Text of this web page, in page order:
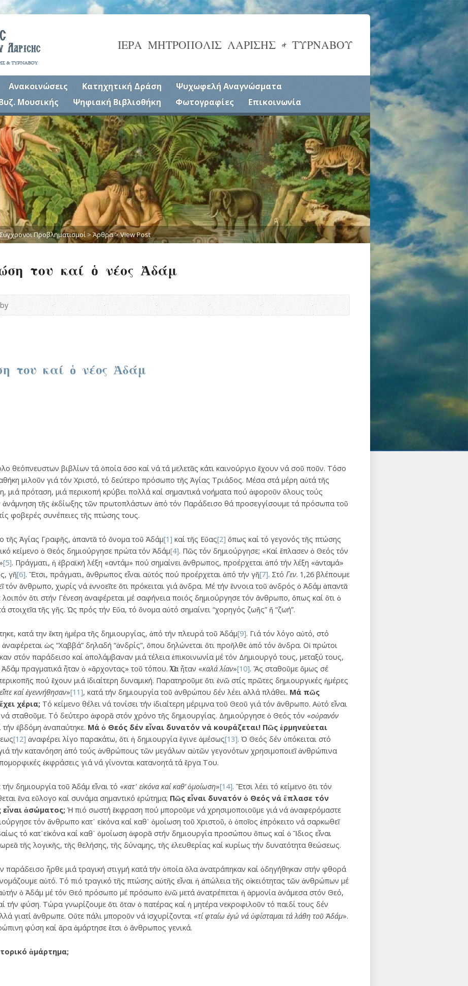
ΙΕΡΑ ΜΗΤΡΟΠΟΛΙΣ ΛΑΡΙΣΗΣ & ΤΥΡΝΑΒΟΥ
Ανακοινώσεις Κατηχητική Δράση
Ψυχωφελή Αναγνώσματα
Μουσικής Ψηφιακή Βιβλιοθήκη Φωτογραφίες Επικοινωνία
Σύγχρονοι Προβληματισμοί >Άρθρα>View Post
του καί ὁ νέος Ἀδάμ
by
του καί ὁ νέος Ἀδάμ
θεόπνευστων βιβλίων τά ὁποία ὅσο καί νά τά μελετᾶς κάτι καινούργιο ἔχουν νά σοῦ ποῦν. Τόσο
μιλοῦν γιά τόν Χριστό, τό δεύτερο πρόσωπο τῆς Ἁγίας Τριάδος. Μέσα στά μέρη αὐτά τῆς
μιά πρόταση, μιά περικοπή κρύβει πολλά καί σημαντικά νοήματα πού ἀφοροῦν ὅλους τούς
τῆς ἐκδίωξης τῶν πρωτοπλάστων ἀπό τόν Παράδεισο θά προσεγγίσουμε τά πρόσωπα τοῦ
φοβερές συνέπειες τῆς πτώσης τους.
τῆς Ἁγίας Γραφῆς, ἀπαντᾶ τό ὄνομα τοῦ Ἀδάμ[1] καί τῆς Εὔας[2] ὅπως καί τό γεγονός τῆς πτώσης
κείμενο ὁ Θεός δημιούργησε πρώτα τόν Ἀδάμ[4]. Πῶς τόν δημιούργησε; «Καί ἔπλασεν ὁ Θεός τόν
[5]. Πράγματι, ἡ ἑβραϊκή λέξη «αντάμ» πού σημαίνει ἄνθρωπος, προέρχεται ἀπό τήν λέξη «ἀνταμά»
γῆ[6]. Ἔτσι, πράγματι, ἄνθρωπος εἶναι αὐτός πού προέρχεται ἀπό τήν γῆ[7]. Στό Γεν. 1,26 βλέπουμε
τόν ἄνθρωπο, χωρίς νά ἐννοεῖτε ὅτι πρόκειται γιά ἄνδρα. Μέ τήν ἔννοια τοῦ ἀνδρός ὁ Ἀδάμ ἀπαντᾶ
ὅτι στήν Γένεση ἀναφέρεται μέ σαφήνεια ποιός δημιούργησε τόν ἄνθρωπο, ὅπως καί ὅτι ὁ
στοιχεῖα τῆς γῆς. Ὡς πρός τήν Εὔα, τό ὄνομα αὐτό σημαίνει “χορηγός ζωῆς” ἤ “ζωή”.
κατά την ἔκτη ἡμέρα τῆς δημιουργίας, ἀπό τήν πλευρά τοῦ Ἀδάμ[9]. Γιά τόν λόγο αὐτό, στό
ὡς “Χαββά” δηλαδή “ἀνδρίς”, ὅπου δηλώνεται ὅτι προῆλθε ἀπό τόν ἄνδρα. Οἱ πρώτοι
στόν παράδεισο καί ἀπολάμβαναν μιά τέλεια ἐπικοινωνία μέ τόν Δημιουργό τους, μεταξύ τους,
πραγματικά ἦταν ὁ «ἄρχοντας» τοῦ τόπου. Ὅλα ἦταν «καλά λίαν»[10]. Ἄς σταθοῦμε ὅμως σέ
πού ἔχουν μιά ἰδιαίτερη δυναμική. Παρατηροῦμε ὅτι ἐνῶ στίς πρῶτες δημιουργικές ἡμέρες
εἶπε καί ἐγεννήθησαν»[11], κατά τήν δημιουργία τοῦ ἀνθρώπου δέν λέει ἀλλά πλάθει. Μά πῶς
χέρια; Τό κείμενο θέλει νά τονίσει τήν ἰδιαίτερη μέριμνα τοῦ Θεοῦ γιά τόν ἄνθρωπο. Αὐτό εἶναι
σταθοῦμε. Τό δεύτερο ἀφορᾶ στόν χρόνο τῆς δημιουργίας. Δημιούργησε ὁ Θεός τόν «οὐρανόν
τήν ἐβδόμη ἀναπαύτηκε. Μά ὁ Θεός δέν εἶναι δυνατόν νά κουράζεται! Πῶς ἑρμηνεύεται
[12] ἀναφέρει λίγο παρακάτω, ὅτι ἡ δημιουργία ἔγινε ἀμέσως[13]. Ὁ Θεός δέν ὑπόκειται στό
τήν κατανόηση ἀπό τούς ἀνθρώπους τῶν μεγάλων αὐτῶν γεγονότων χρησιμοποιεῖ ἀνθρώπινα
ἐκφράσεις γιά νά γίνονται κατανοητά τά ἔργα Του.
δημιουργία τοῦ Ἀδάμ εἶναι τό «κατ᾽ εἰκόνα καί καθ’ ὁμοίωση»[14]. Ἔτσι λέει τό κείμενο ὅτι τόν
ἕνα εὔλογο καί συνάμα σημαντικό ἐρώτημα; Πῶς εἶναι δυνατόν ὁ Θεός νά ἔπλασε τόν
ἀσώματος; Ἡ πιό σωστή ἔκφραση πού μποροῦμε νά χρησιμοποιοῦμε γιά νά ἀναφερόμαστε
τόν ἄνθρωπο κατ᾽ εἰκόνα καί καθ᾽ ὁμοίωση τοῦ Χριστοῦ, ὁ ὁποῖος ἐπρόκειτο νά σαρκωθεῖ
τό κατ᾽εἰκόνα καί καθ᾽ ὁμοίωση ἀφορᾶ στήν δημιουργία προσώπου ὅπως καί ὁ Ἴδιος εἶναι
τῆς λογικῆς, τῆς θελήσης, τῆς δύναμης, τῆς ἐλευθερίας καί κυρίως τήν δυνατότητα θεώσεως.
παράδεισο ἦρθε μιά τραγική στιγμή κατά τήν ὁποία ὅλα ἀνατράπηκαν καί ὁδηγήθηκαν στήν φθορά
αὐτό. Τό πιό τραγικό τῆς πτώσης αὐτῆς εἶναι ἡ ἀπώλεια τῆς οἰκειότητας τῶν ἀνθρώπων μέ
ὁ Ἀδάμ μέ τόν Θεό πρόσωπο μέ πρόσωπο ἐνῶ μετά ἀνατρέπεται ἡ ἀρμονία ἀνάμεσα στόν Θεό,
φύση. Τώρα γνωρίζουμε ὅτι ὅταν ὁ πατέρας καί ἡ μητέρα νεκροφιλοῦν τό παιδί τους δέν
γιατί ἄνθρωπε. Οὔτε πάλι μποροῦν νά ἰσχυρίζονται «τί φταίω ἐγώ νά ὑφίσταμαι τά λάθη τοῦ Ἀδάμ».
φύση καί ἄρα ἁμάρτησε ἔτσι ὁ ἄνθρωπος γενικά.
ἁμάρτημα;